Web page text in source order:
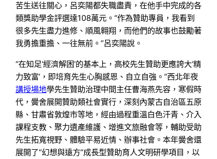
苦生送往關心，呂奕陽都失職盡責，在他手中完成的各
類獎助學金評選達108萬元。“作為贊助專員，我看到
很多先生盡力進修、順風翱翔，而他們的故事也鼓勵著
我勇擔重擔、一往無前。”呂奕陽說。
“在知足‘經濟解困’的基本上，高校先生贊助更應誇大‘精
力致富’，即培育先生心胸感恩、自立自強。”西北年夜
講授場地學先生贊助治理中間主任曹海燕先容，寒假時
代，黌舍展開贊助類社會實行，深刻內蒙古自治區五原
縣、甘肅省敦煌市等地，經由過程重溫白色汗青、介入
課程支教、聚力遺產維護、增進文旅融會等，輔助受助
先生拓寬視野、體驗平易近情、辦事社會。本年黌舍還
展開了“幻想與遠方”成長型贊助育人文明研學項目，以